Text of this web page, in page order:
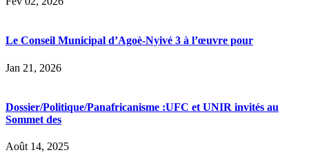
Le Conseil Municipal d’Agoè-Nyivé 3 à l’œuvre pour
Jan 21, 2026
Dossier/Politique/Panafricanisme :UFC et UNIR invités au
Sommet des
Août 14, 2025